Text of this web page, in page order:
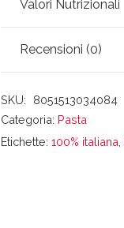
Valori Nutrizionali
Recensioni (0)
SKU:
8051513034084
Categoria: Pasta
Etichette: 100% italiana